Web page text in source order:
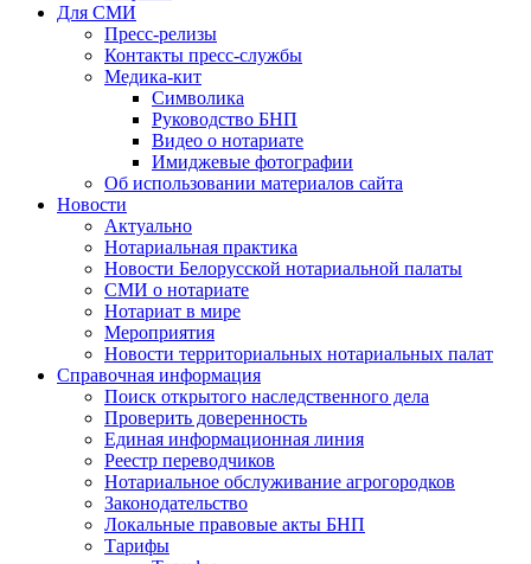
Для СМИ
Пресс-релизы
Контакты пресс-службы
Медика-кит
Символика
Руководство БНП
Видео о нотариате
Имиджевые фотографии
Об использовании материалов сайта
Новости
Актуально
Нотариальная практика
Новости Белорусской нотариальной палаты
СМИ о нотариате
Нотариат в мире
Мероприятия
Новости территориальных нотариальных палат
Справочная информация
Поиск открытого наследственного дела
Проверить доверенность
Единая информационная линия
Реестр переводчиков
Нотариальное обслуживание агрогородков
Законодательство
Локальные правовые акты БНП
Тарифы